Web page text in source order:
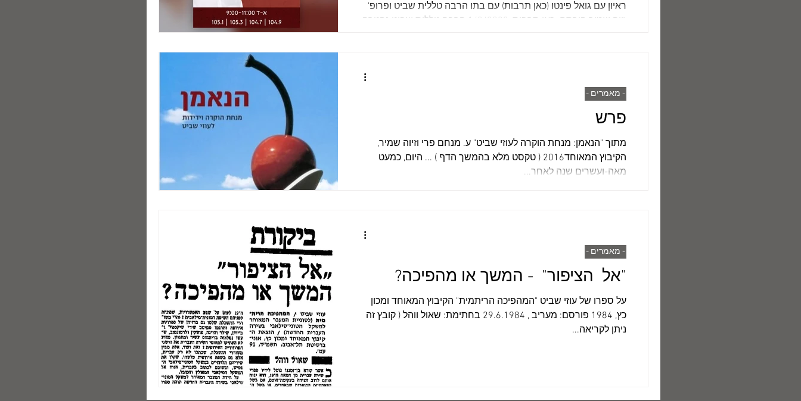
ראיון עם גואל פינטו (כאן תרבות) עם בתו הרבה טללית שביט ופרופ'
זיוה שמיר פורסם: כאן תרבות ,1/3/2023 הרבה טללית שביט נפטרה
פרש
מתוך "הנאמן: מנחת הוקרה לעוזי שביט" ע. מנחם פרי וזיוה שמיר,
הקיבוץ המאוחד2016 ( טקסט מלא בהמשך הדף ) ... היום, כמעט
מאה-ועשרים שנה לאחר...
- מאמרים -
"אל הציפור" - המשך או מהפיכה?
על ספרו של עוזי שביט "המהפיכה הריתמית" הקיבוץ המאוחד ומכון
כץ, 1984 פורסם: מעריב , 29.6.1984 בחתימת: שאול ווהל ( קובץ זה
ניתן לקריאה...
- מאמרים -